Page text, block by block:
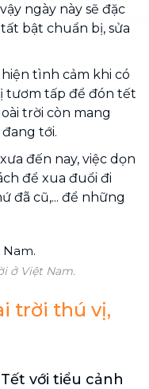
ngày này sẽ đặc
bật chuẩn bị, sửa
tình cảm khi có
tươm tấp để đón tết
trời còn mang
tới.
đến nay, việc dọn
để xua đuổi đi
đã cũ,... để những
ở Việt Nam.
trời thú vị,
với tiểu cảnh